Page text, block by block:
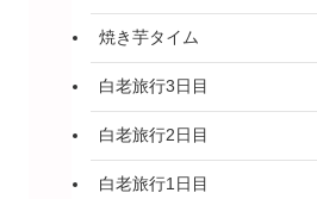
焼き芋タイム
白老旅行3日目
白老旅行2日目
白老旅行1日目